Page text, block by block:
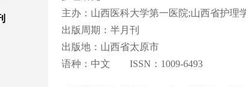
主办：山西医科大学第一医院;山西省护理
出版周期：半月刊
出版地：山西省太原市
语种：中文 ISSN：1009-6493